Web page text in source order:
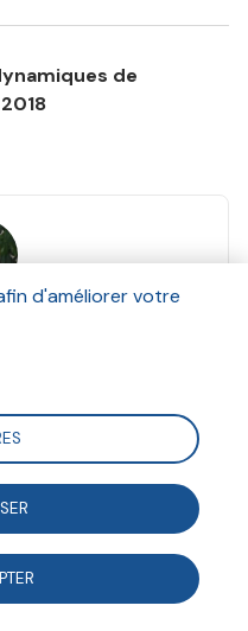
de
Joret
bénévole ?
de leur
à la lumière de
la Croix-Rouge
d'améliorer votre